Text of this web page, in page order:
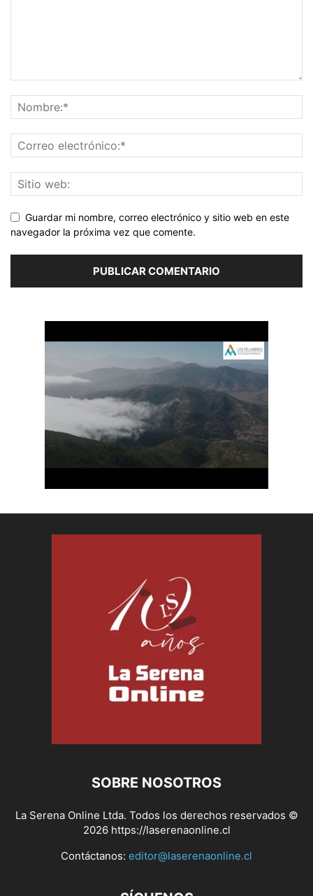
Guardar mi nombre, correo electrónico y sitio web en este
navegador la próxima vez que comente.
SOBRE NOSOTROS
La Serena Online Ltda. Todos los derechos reservados ©
2026 https://laserenaonline.cl
Contáctanos: editor@laserenaonline.cl